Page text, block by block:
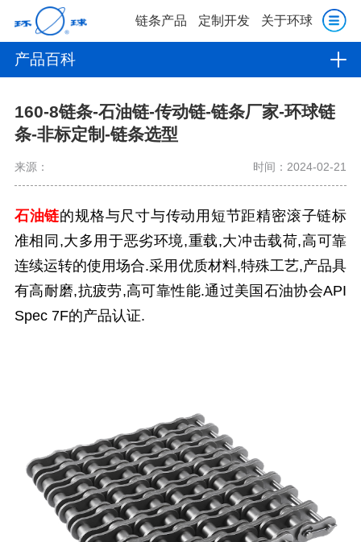
链条产品 定制开发 关于环球
产品百科
160-8链条-石油链-传动链-链条厂家-环球链
条-非标定制-链条选型
来源： 时间：2024-02-21
石油链的规格与尺寸与传动用短节距精密滚子链标
准相同,大多用于恶劣环境,重载,大冲击载荷,高可靠
连续运转的使用场合.采用优质材料,特殊工艺,产品具
有高耐磨,抗疲劳,高可靠性能.通过美国石油协会API
Spec 7F的产品认证.